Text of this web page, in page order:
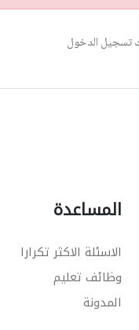
تسجيل الدخول
المساعدة
الاسئلة الاكثر تكرارا
وظائف تعليم
المدونة